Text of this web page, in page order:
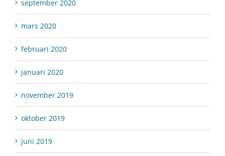
september 2020
mars 2020
februari 2020
januari 2020
november 2019
oktober 2019
juni 2019